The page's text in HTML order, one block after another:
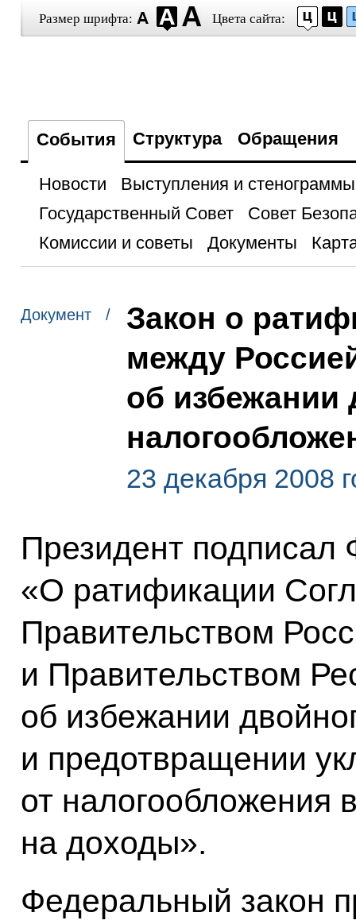
Размер шрифта: Цвета сайта:
События Структура Обращения
Новости
Выступления и стенограммы
Государственный Совет
Совет
Комиссии и советы
Документы
Документ /
Закон о
между
об избежании
23 декабря 2008
Президент подписал
«О ратификации
Правительством
и Правительством
об избежании
и предотвращении
от налогообложения
на доходы».
Федеральный закон